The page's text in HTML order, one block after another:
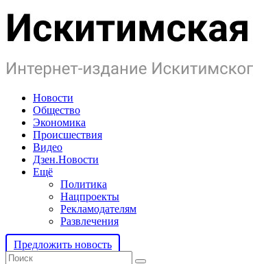
Новости
Общество
Экономика
Происшествия
Видео
Дзен.Новости
Ещё
Политика
Нацпроекты
Рекламодателям
Развлечения
Предложить новость